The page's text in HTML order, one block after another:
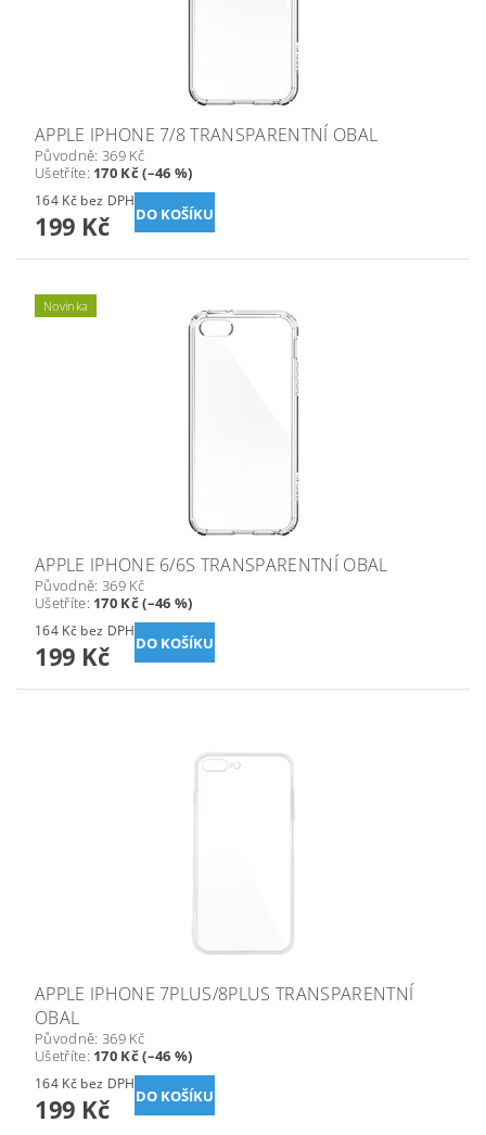
APPLE IPHONE 7/8 TRANSPARENTNÍ OBAL
Původně: 369 Kč
Ušetříte: 170 Kč (–46 %)
164 Kč bez DPH
199 Kč
Novinka
APPLE IPHONE 6/6S TRANSPARENTNÍ OBAL
Původně: 369 Kč
Ušetříte: 170 Kč (–46 %)
164 Kč bez DPH
199 Kč
APPLE IPHONE 7PLUS/8PLUS TRANSPARENTNÍ
OBAL
Původně: 369 Kč
Ušetříte: 170 Kč (–46 %)
164 Kč bez DPH
199 Kč